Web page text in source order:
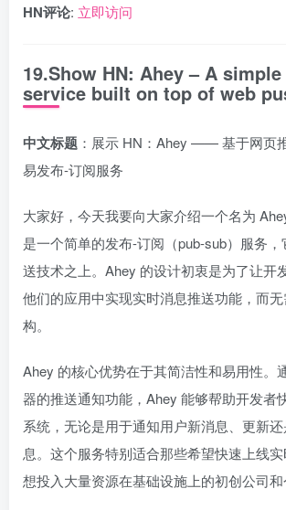
HN评论: 立即访问
19.Show HN: Ahey – A
service built on top of web
中文标题 ：展示 HN：Ahey —— 基于网页
易发布-订阅服务
大家好，今天我要向大家介绍一个名为
是一个简单的发布-订阅（pub-sub）服务
送技术之上。Ahey 的设计初衷是为了让开
他们的应用中实现实时消息推送功能，而
构。
Ahey 的核心优势在于其简洁性和易用性。
器的推送通知功能，Ahey 能够帮助开发者
系统，无论是用于通知用户新消息、更新
息。这个服务特别适合那些希望快速上线
想投入大量资源在基础设施上的初创公司和